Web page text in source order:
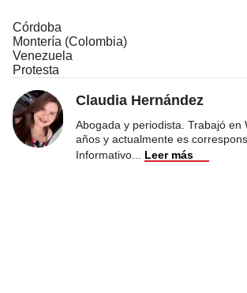
Córdoba
Montería (Colombia)
Venezuela
Protesta
Claudia Hernández
Abogada y periodista. Trabajó en
años y actualmente es
Informativo
Leer más